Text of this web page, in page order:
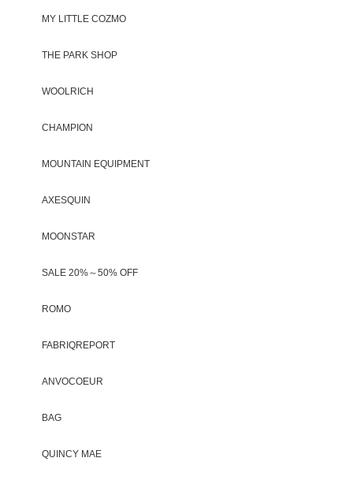
MY LITTLE COZMO
THE PARK SHOP
WOOLRICH
CHAMPION
MOUNTAIN EQUIPMENT
AXESQUIN
MOONSTAR
SALE 20%～50% OFF
ROMO
FABRIQREPORT
ANVOCOEUR
BAG
QUINCY MAE